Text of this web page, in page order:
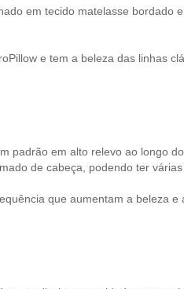
em tecido matelasse
e tem a beleza das linhas
padrão em alto relevo ao longo
de cabeça, podendo ter
que aumentam a beleza